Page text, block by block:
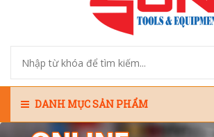
DANH MỤC SẢN PHẨM